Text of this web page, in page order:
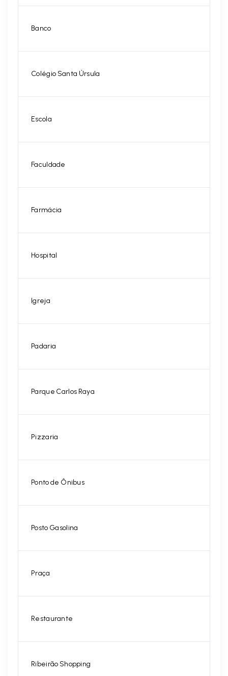
Banco
Colégio Santa Úrsula
Escola
Faculdade
Farmácia
Hospital
Igreja
Padaria
Parque Carlos Raya
Pizzaria
Ponto de Ônibus
Posto Gasolina
Praça
Restaurante
Ribeirão Shopping